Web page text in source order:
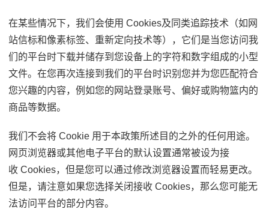
在某些情况下，我们会使用 Cookies及同类追踪技术（如网
站信标和像素标签、重新定向技术等），它们是当您访问我
们的平台时下载并储存到您设备上的字符和数字组成的小型
文件。在您再次连接到我们的平台时识别您并为您匹配符合
您兴趣的内容，例如您的网站登录账号、偏好或购物篮内的
商品等数据。
我们不会将 Cookie 用于本政策所述目的之外的任何用途。
网页浏览器或其他电子平台的默认设置通常被设为接
收 Cookies，但是您可以通过修改浏览器设置而轻易更改。
但是，请注意如果您选择关闭接收 Cookies，那么您可能无
法访问平台的部分内容。